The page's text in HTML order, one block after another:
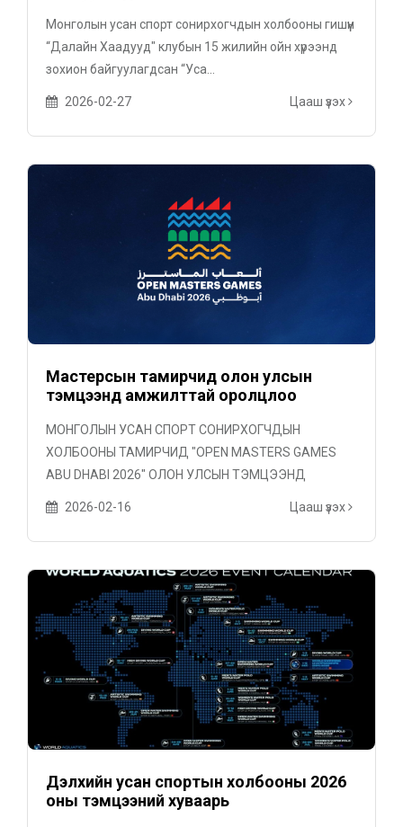
Монголын усан спорт сонирхогчдын холбооны гишүүн
“Далайн Хаадууд" клубын 15 жилийн ойн хүрээнд
зохион байгуулагдсан “Уса...
2026-02-27 Цааш үзэх
Мастерсын тамирчид олон улсын
тэмцээнд амжилттай оролцлоо
МОНГОЛЫН УСАН СПОРТ СОНИРХОГЧДЫН
ХОЛБООНЫ ТАМИРЧИД "OPEN MASTERS GAMES
ABU DHABI 2026" ОЛОН УЛСЫН ТЭМЦЭЭНД
2026-02-16 Цааш үзэх
Дэлхийн усан спортын холбооны 2026
оны тэмцээний хуваарь